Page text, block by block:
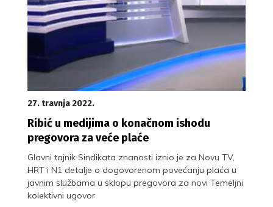
27. travnja 2022.
Ribić u medijima o konačnom ishodu
pregovora za veće plaće
Glavni tajnik Sindikata znanosti iznio je za Novu TV,
HRT i N1 detalje o dogovorenom povećanju plaća u
javnim službama u sklopu pregovora za novi Temeljni
kolektivni ugovor